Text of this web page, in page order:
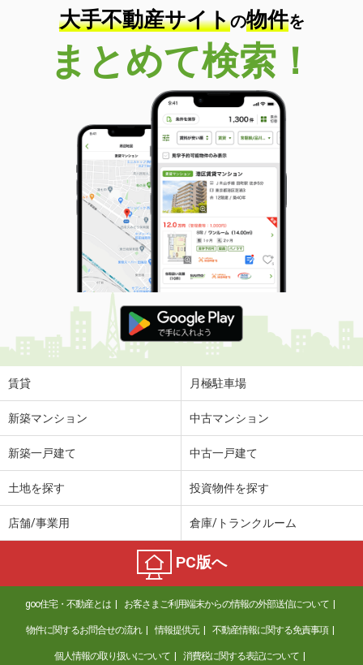
大手不動産サイトの物件を
まとめて検索！
賃貸 月極駐車場
新築マンション 中古マンション
新築一戸建て 中古一戸建て
土地を探す 投資物件を探す
店舗/事業用 倉庫/トランクルーム
PC版へ
goo住宅・不動産とは お客さまご利用端末からの情報の外部送信について
物件に関するお問合せの流れ 情報提供元 不動産情報に関する免責事項
個人情報の取り扱いについて 消費税に関する表記について